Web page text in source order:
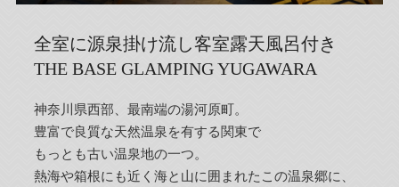
全室に源泉掛け流し客室露天風呂付き
THE BASE GLAMPING YUGAWARA
神奈川県西部、最南端の湯河原町。
豊富で良質な天然温泉を有する関東で
もっとも古い温泉地の一つ。
熱海や箱根にも近く海と山に囲まれたこの温泉郷に、